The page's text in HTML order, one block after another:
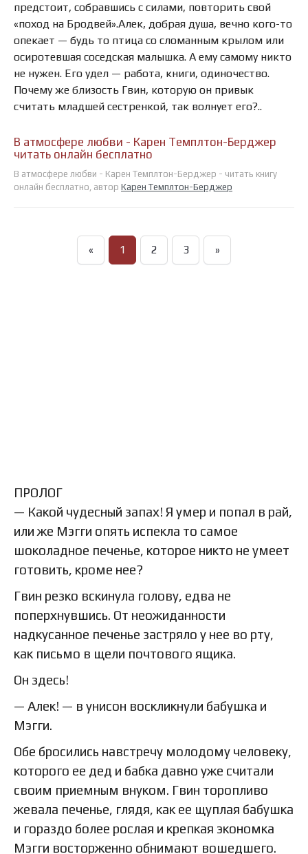
предстоит, собравшись с силами, повторить свой
«поход на Бродвей».Алек, добрая душа, вечно кого-то
опекает — будь то птица со сломанным крылом или
осиротевшая соседская малышка. А ему самому никто
не нужен. Его удел — работа, книги, одиночество.
Почему же близость Гвин, которую он привык
считать младшей сестренкой, так волнует его?..
В атмосфере любви - Карен Темплтон-Берджер
читать онлайн бесплатно
В атмосфере любви - Карен Темплтон-Берджер - читать книгу
онлайн бесплатно, автор Карен Темплтон-Берджер
« 1 2 3 »
ПРОЛОГ
— Какой чудесный запах! Я умер и попал в рай,
или же Мэгги опять испекла то самое
шоколадное печенье, которое никто не умеет
готовить, кроме нее?
Гвин резко вскинула голову, едва не
поперхнувшись. От неожиданности
надкусанное печенье застряло у нее во рту,
как письмо в щели почтового ящика.
Он здесь!
— Алек! — в унисон воскликнули бабушка и
Мэгги.
Обе бросились навстречу молодому человеку,
которого ее дед и бабка давно уже считали
своим приемным внуком. Гвин торопливо
жевала печенье, глядя, как ее щуплая бабушка
и гораздо более рослая и крепкая экономка
Мэгги восторженно обнимают вошедшего.